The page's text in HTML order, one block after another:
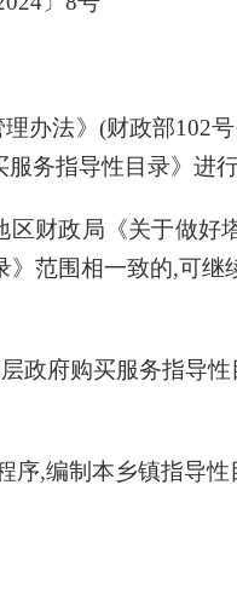
办法》(财政部102
务指导性目录》进
区财政局《关于做好
范围相一致的,可
政府购买服务指导
序,编制本乡镇指导性